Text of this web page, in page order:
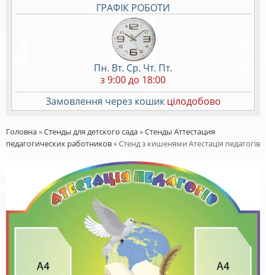
ГРАФІК РОБОТИ
Пн. Вт. Ср. Чт. Пт.
з 9:00 до 18:00
Замовлення через кошик цілодобово
Головна»Стенды для детского сада»Стенды Аттестация
педагогических работников»Стенд з кишенями Атестація педагогів